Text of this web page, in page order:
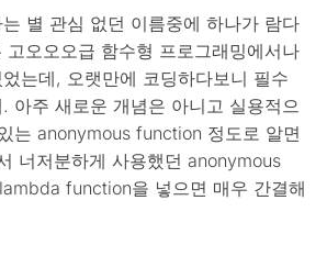
별 관심 없던 이름중에 하나가 람다
오오오급 함수형 프로그래밍에서나
는데, 오랫만에 코딩하다보니 필수
아주 새로운 개념은 아니고 실용적으
는 anonymous function 정도로 알면
너저분하게 사용했던 anonymous
function을 넣으면 매우 간결해